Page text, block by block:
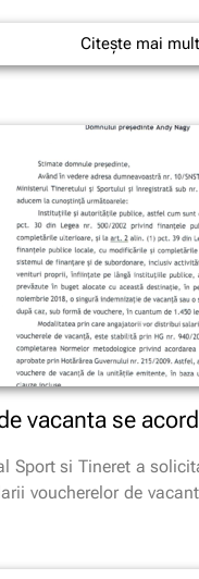
Citește mai mult
vacanta se
Sport si Tineret a
voucherelor de